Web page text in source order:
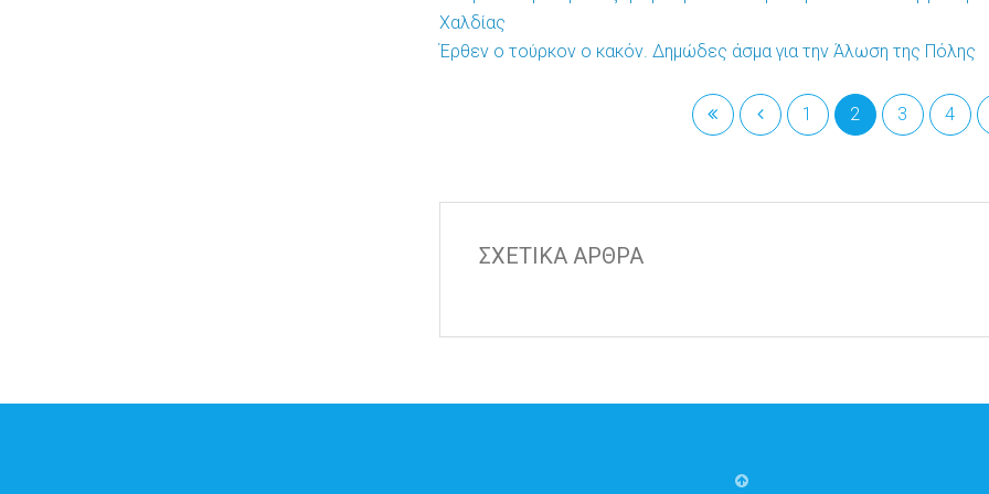
Χαλδίας
Έρθεν ο τούρκον ο κακόν. Δημώδες άσμα για την Άλωση της Πόλης
1 2 3 4
ΣΧΕΤΙΚΑ ΑΡΘΡΑ